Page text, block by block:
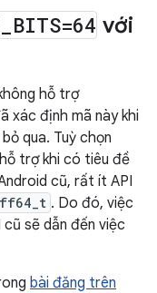
BITS=64 với
hỗ trợ
xác định mã này khi
qua. Tuỳ chọn
trợ khi có tiêu đề
cũ, rất ít API
. Do đó, việc
sẽ dẫn đến việc
bài đăng trên